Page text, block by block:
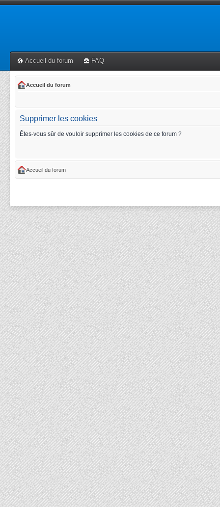
Accueil du forum FAQ
Accueil du forum
Supprimer les cookies
Êtes-vous sûr de vouloir supprimer les cookies de ce forum ?
Accueil du forum